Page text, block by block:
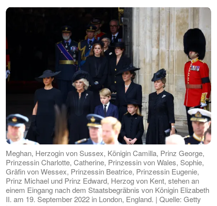
Meghan, Herzogin von Sussex, Königin Camilla, Prinz George,
Prinzessin Charlotte, Catherine, Prinzessin von Wales, Sophie,
Gräfin von Wessex, Prinzessin Beatrice, Prinzessin Eugenie,
Prinz Michael und Prinz Edward, Herzog von Kent, stehen an
einem Eingang nach dem Staatsbegräbnis von Königin Elizabeth
II. am 19. September 2022 in London, England. | Quelle: Getty